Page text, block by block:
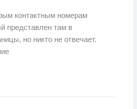
контактным номерам
представлен там в
но никто не отвечает.